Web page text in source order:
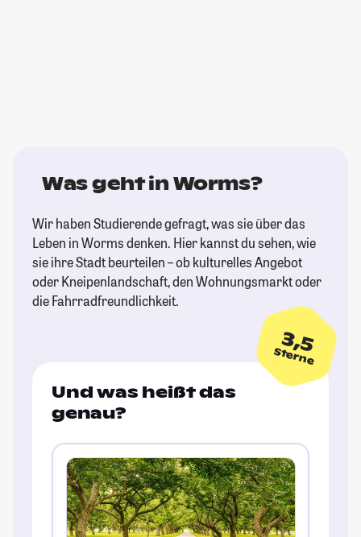
Was geht in Worms?
Wir haben Studierende gefragt, was sie über das
Leben in Worms denken. Hier kannst du sehen, wie
sie ihre Stadt beurteilen – ob kulturelles Angebot
oder Kneipenlandschaft, den Wohnungsmarkt oder
die Fahrradfreundlichkeit.
3,5
Sterne
Und was heißt das
genau?